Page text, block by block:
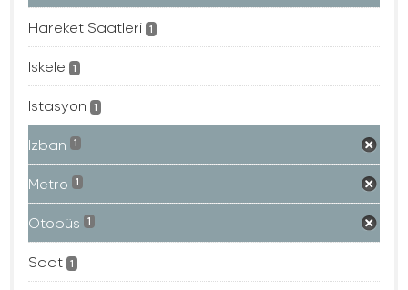
Hareket Saatleri 1
Iskele 1
Istasyon 1
Izban 1
Metro 1
Otobüs 1
Saat 1